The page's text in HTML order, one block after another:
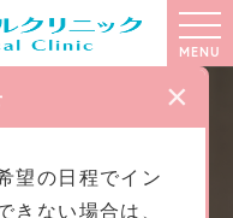
MENU
×
望の日程でイン
きない場合は、